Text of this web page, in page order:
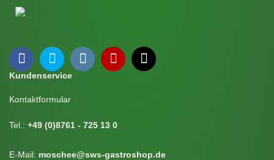
Kundenservice
Kontaktformular
Tel.: +49 (0)8761 - 725 13 0
E-Mail: moschee@sws-gastroshop.de